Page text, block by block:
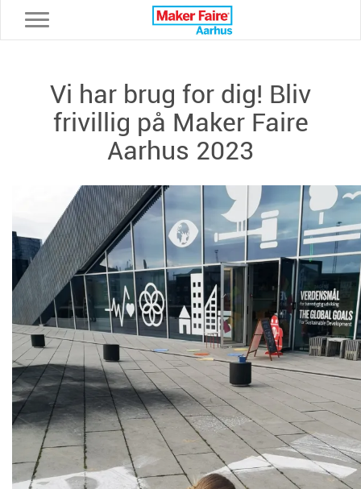
Vi har brug for dig! Bliv
frivillig på Maker Faire
Aarhus 2023